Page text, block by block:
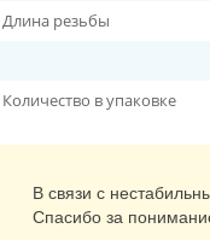
Длина резьбы
Количество в упаковке
В связи с
Спасибо за